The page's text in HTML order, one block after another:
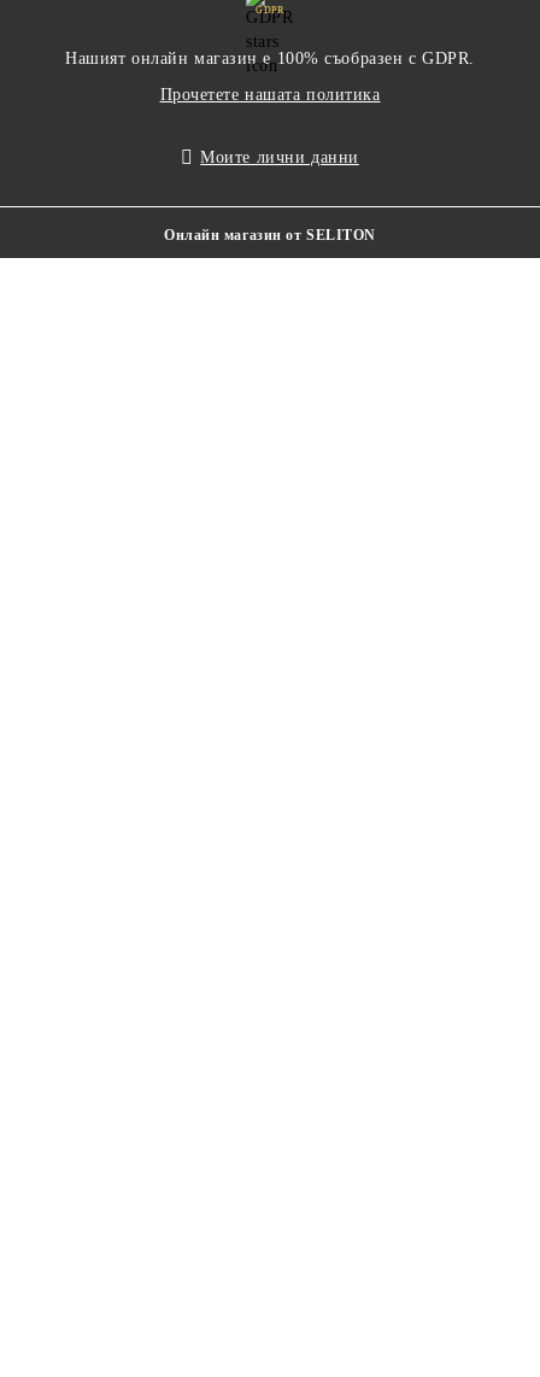
GDPR
Нашият онлайн магазин е 100% съобразен с GDPR.
Прочетете нашата политика
Моите лични данни
Онлайн магазин от SELITON